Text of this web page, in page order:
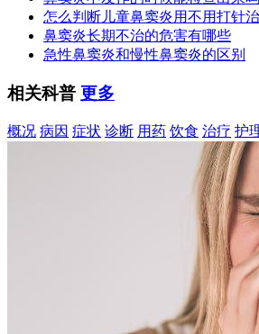
怎么判断儿童鼻窦炎用不用打针
鼻窦炎长期不治的危害有哪些
急性鼻窦炎和慢性鼻窦炎的区别
相关科普 更多
概况 病因 症状 诊断 用药 饮食 治疗 护